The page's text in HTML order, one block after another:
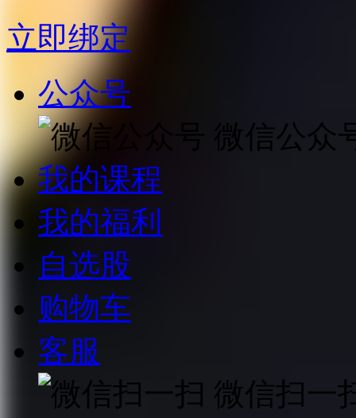
立即绑定
公众号
微信公众
我的课程
我的福利
自选股
购物车
客服
微信扫一